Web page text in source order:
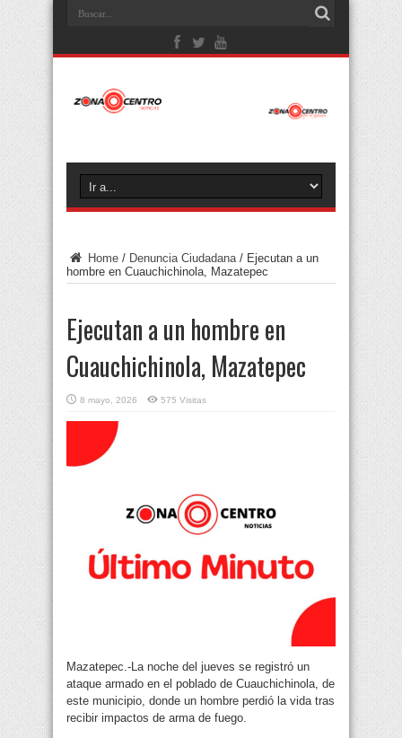
Home / Denuncia Ciudadana / Ejecutan a un
hombre en Cuauchichinola, Mazatepec
Ejecutan a un hombre en
Cuauchichinola, Mazatepec
8 mayo, 2026 575 Visitas
Mazatepec.-La noche del jueves se registró un
ataque armado en el poblado de Cuauchichinola, de
este municipio, donde un hombre perdió la vida tras
recibir impactos de arma de fuego.